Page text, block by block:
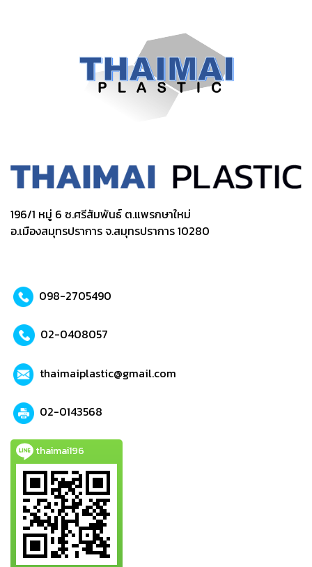
196/1 หมู่ 6 ซ.ศรีสัมพันธ์ ต.แพรกษาใหม่
อ.เมืองสมุทรปราการ จ.สมุทรปราการ 10280
098-2705490
02-0408057
thaimaiplastic@gmail.com
02-0143568
thaimai196